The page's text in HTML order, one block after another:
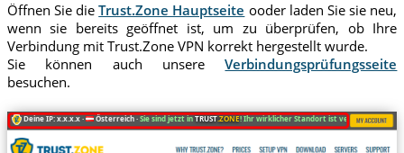
Öffnen Sie dieTrust.Zone Hauptseite ooder laden Sie sie neu,
wenn sie bereits geöffnet ist, um zu überprüfen, ob Ihre
Verbindung mit Trust.Zone VPN korrekt hergestellt wurde.
Sie können auch unsereVerbindungsprüfungsseite
besuchen.
Deine IP: x.x.x.x · Österreich ·Sie sind jetzt inTRUST.ZONE! Ihr wirklicher Standort ist versteckt!